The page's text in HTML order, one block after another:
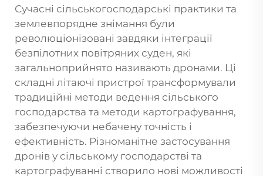
Сучасні сільськогосподарські практики та
землевпорядне знімання були
революціонізовані завдяки інтеграції
безпілотних повітряних суден, які
загальноприйнято називають дронами. Ці
складні літаючі пристрої трансформували
традиційні методи ведення сільського
господарства та методи картографування,
забезпечуючи небачену точність і
ефективність. Різноманітне застосування
дронів у сільському господарстві та
картографуванні створило нові можливості